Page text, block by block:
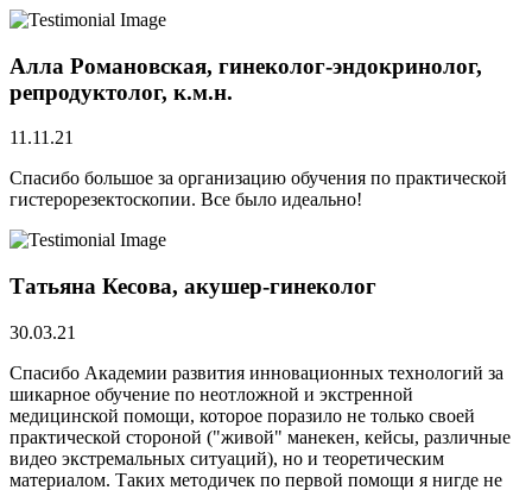
Алла Романовская, гинеколог-эндокринолог,
репродуктолог, к.м.н.
11.11.21
Спасибо большое за организацию обучения по практической
гистерорезектоскопии. Все было идеально!
Татьяна Кесова, акушер-гинеколог
30.03.21
Спасибо Академии развития инновационных технологий за
шикарное обучение по неотложной и экстренной
медицинской помощи, которое поразило не только своей
практической стороной ("живой" манекен, кейсы, различные
видео экстремальных ситуаций), но и теоретическим
материалом. Таких методичек по первой помощи я нигде не